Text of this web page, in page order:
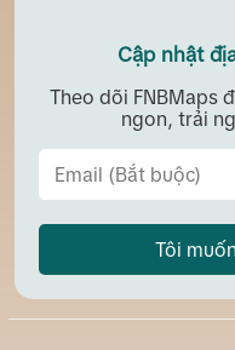
Cập nhật
Theo dõi FNBMaps
ngon, trải
Tôi